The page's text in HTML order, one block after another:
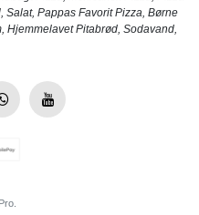
Salat, Pappas Favorit Pizza Børne
Hjemmelavet Pitabrød Sodavand